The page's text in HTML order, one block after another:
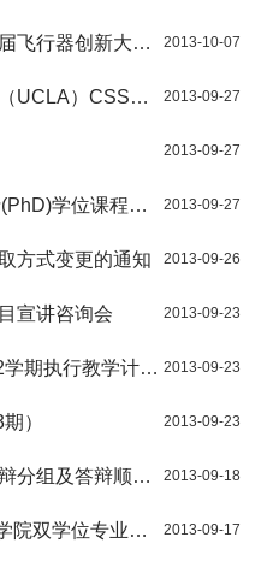
关于举办北京理工大学第三届飞行器创新大赛的通知 2013-10-07
我校与加州大学洛杉矶分校（UCLA）CSST项目通知 2013-09-27
2013-09-27
香港大学硕士(MPhil)及博士(PhD)学位课程招生说明会 2013-09-27
方式变更的通知 2013-09-26
宣讲咨询会 2013-09-23
关于审核2013-2014学年第2学期执行教学计划的通知 2013-09-23
） 2013-09-23
机械创新设计大赛答辩会答辩分组及答辩顺序安排 2013-09-18
2013-2014学年第一学期法学院双学位专业课程安排 2013-09-17